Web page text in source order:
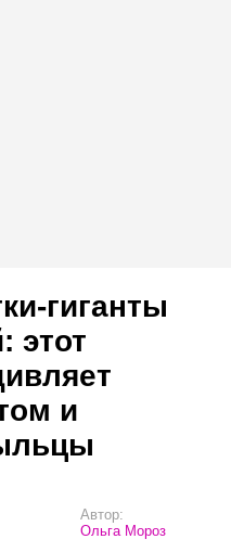
гиганты
этот
и
Автор:
Ольга Мороз